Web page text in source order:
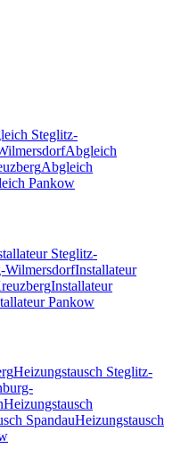
Steglitz-
Abgleich
Abgleich
Pankow
Steglitz-
WilmersdorfInstallateur
Installateur
Pankow
Heizungstausch Steglitz-
Heizungstausch
SpandauHeizungstausch